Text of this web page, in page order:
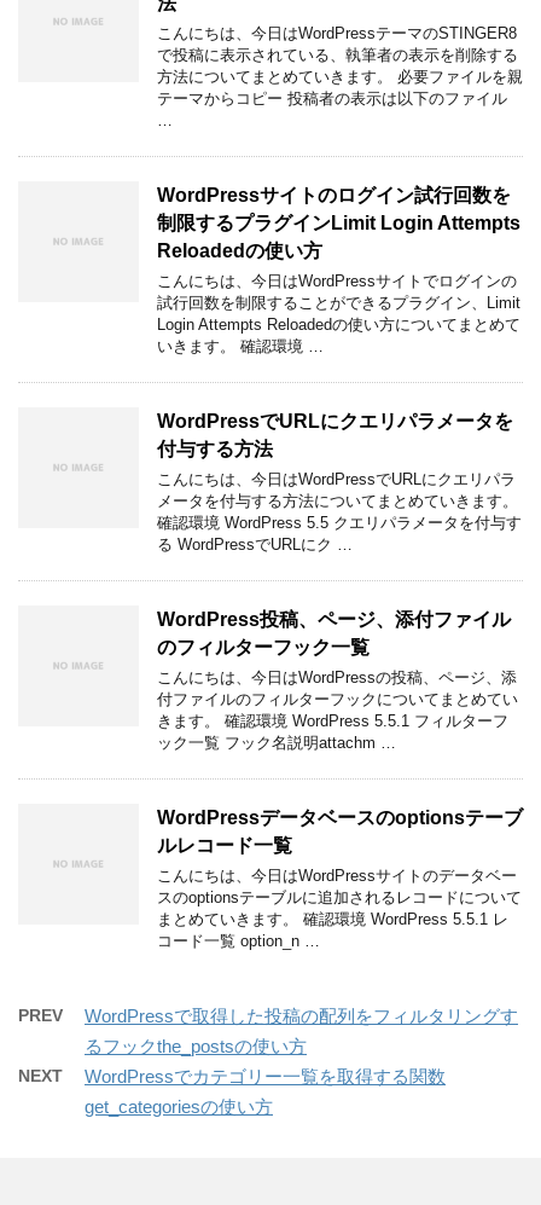
こんにちは、今日はWordPressテーマのSTINGER8
で投稿に表示されている、執筆者の表示を削除する
方法についてまとめていきます。 必要ファイルを親
テーマからコピー 投稿者の表示は以下のファイル
WordPressサイトのログイン試行回数を
制限するプラグインLimit Login Attempts
Reloadedの使い方
こんにちは、今日はWordPressサイトでログインの
試行回数を制限することができるプラグイン、Limit
Login Attempts Reloadedの使い方についてまとめて
いきます。 確認環境 …
WordPressでURLにクエリパラメータを
付与する方法
こんにちは、今日はWordPressでURLにクエリパラ
メータを付与する方法についてまとめていきます。
確認環境 WordPress 5.5 クエリパラメータを付与す
る WordPressでURLにク …
WordPress投稿、ページ、添付ファイル
のフィルターフック一覧
こんにちは、今日はWordPressの投稿、ページ、添
付ファイルのフィルターフックについてまとめてい
きます。 確認環境 WordPress 5.5.1 フィルターフ
ック一覧 フック名説明attachm …
WordPressデータベースのoptionsテーブ
ルレコード一覧
こんにちは、今日はWordPressサイトのデータベー
スのoptionsテーブルに追加されるレコードについて
まとめていきます。 確認環境 WordPress 5.5.1 レ
コード一覧 option_n …
PREV
WordPressで取得した投稿の配列をフィルタリングす
るフックthe_postsの使い方
NEXT
WordPressでカテゴリー一覧を取得する関数
get_categoriesの使い方